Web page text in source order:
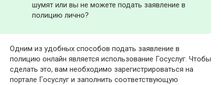
шумят или вы не можете подать заявление в
полицию лично?
Одним из удобных способов подать заявление в
полицию онлайн является использование Госуслуг. Чтобы
сделать это, вам необходимо зарегистрироваться на
портале Госуслуг и заполнить соответствующую